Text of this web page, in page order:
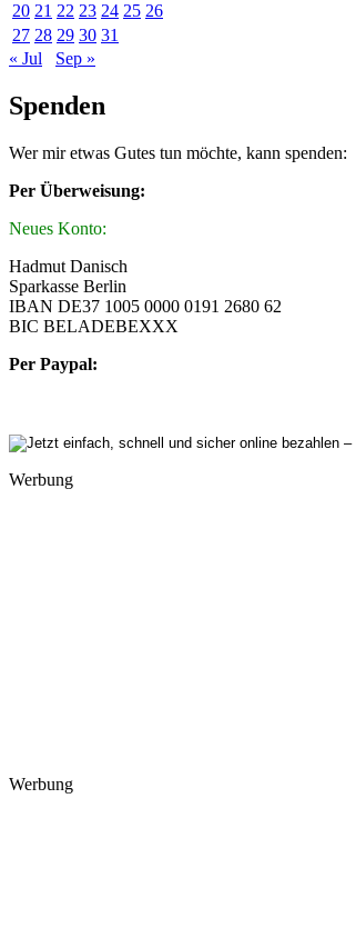
20 21 22 23 24 25 26
27 28 29 30 31
« Jul
Sep »
Spenden
Wer mir etwas Gutes tun möchte, kann spenden:
Per Überweisung:
Neues Konto:
Hadmut Danisch
Sparkasse Berlin
IBAN DE37 1005 0000 0191 2680 62
BIC BELADEBEXXX
Per Paypal:
Werbung
Werbung